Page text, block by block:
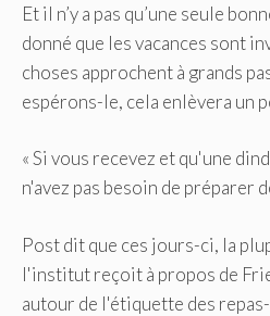
Et il n’y a pas qu’une seule
donné que les vacances sont
choses approchent à grands
espérons-le, cela enlèvera un
« Si vous recevez et qu'une
n'avez pas besoin de préparer
Post dit que ces jours-ci, la
l'institut reçoit à propos de
autour de l'étiquette des